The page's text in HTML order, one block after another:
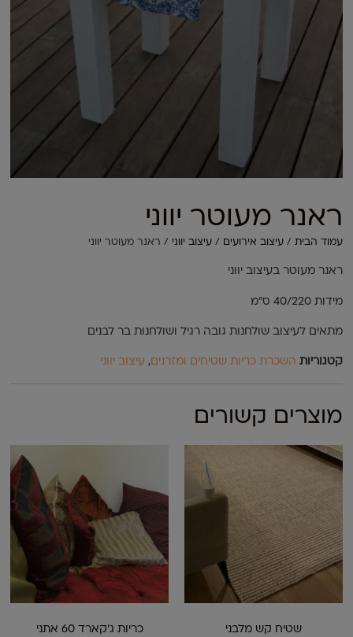
ראנר מעוטר יווני
עמוד הבית /עיצוב אירועים /עיצוב יווני / ראנר מעוטר יווני
ראנר מעוטר בעיצוב יווני
מידות 40/220 ס"מ
מתאים לעיצוב שולחנות גובה רגיל ושולחנות בר לבנים
קטגוריות השכרת כריות שטיחים ומזרנים, עיצוב יווני
מוצרים קשורים
שטיח קש מלבני כריות ג'קארד 60 אתני